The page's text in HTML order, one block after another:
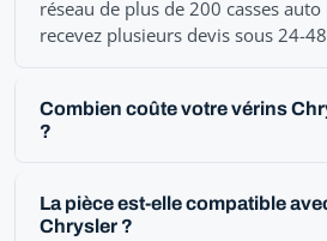
réseau de plus de 200 casses
recevez plusieurs devis sous 24-
Combien coûte votre vérins
?
La pièce est-elle compatible
Chrysler ?